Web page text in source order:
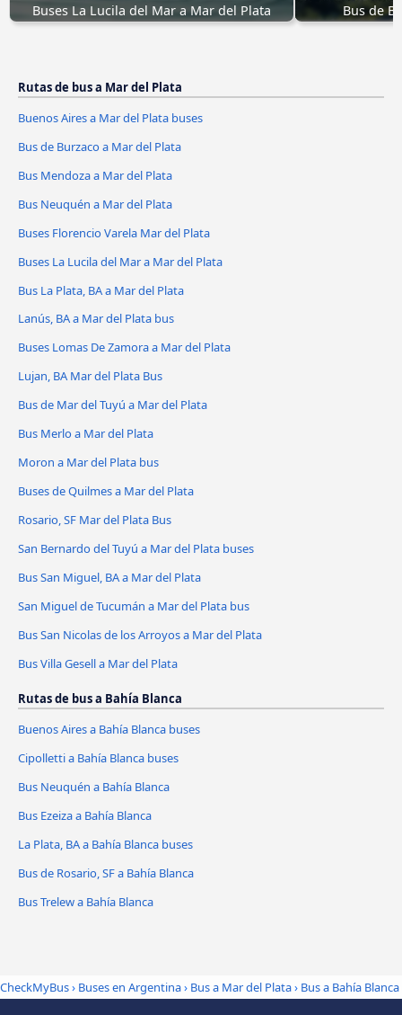
Buses La Lucila del Mar a Mar del Plata Bus de
Rutas de bus a Mar del Plata
Buenos Aires a Mar del Plata buses
Bus de Burzaco a Mar del Plata
Bus Mendoza a Mar del Plata
Bus Neuquén a Mar del Plata
Buses Florencio Varela Mar del Plata
Buses La Lucila del Mar a Mar del Plata
Bus La Plata, BA a Mar del Plata
Lanús, BA a Mar del Plata bus
Buses Lomas De Zamora a Mar del Plata
Lujan, BA Mar del Plata Bus
Bus de Mar del Tuyú a Mar del Plata
Bus Merlo a Mar del Plata
Moron a Mar del Plata bus
Buses de Quilmes a Mar del Plata
Rosario, SF Mar del Plata Bus
San Bernardo del Tuyú a Mar del Plata buses
Bus San Miguel, BA a Mar del Plata
San Miguel de Tucumán a Mar del Plata bus
Bus San Nicolas de los Arroyos a Mar del Plata
Bus Villa Gesell a Mar del Plata
Rutas de bus a Bahía Blanca
Buenos Aires a Bahía Blanca buses
Cipolletti a Bahía Blanca buses
Bus Neuquén a Bahía Blanca
Bus Ezeiza a Bahía Blanca
La Plata, BA a Bahía Blanca buses
Bus de Rosario, SF a Bahía Blanca
Bus Trelew a Bahía Blanca
CheckMyBus› Buses en Argentina› Bus a Mar del Plata› Bus a Bahía Blanca